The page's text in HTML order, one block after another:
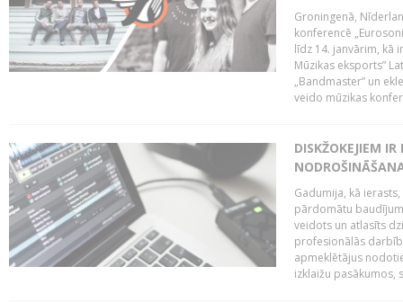
Groningenā,
konferencē
līdz 14. janvārim, kā
Mūzikas eksports”
„Bandmaster” un
veido mūzikas
DISKŽOKEJIEM
Gadumija, kā
pārdomātu
veidots un atlasīts
profesionālās
apmeklētājus
izklaižu pasākumos,